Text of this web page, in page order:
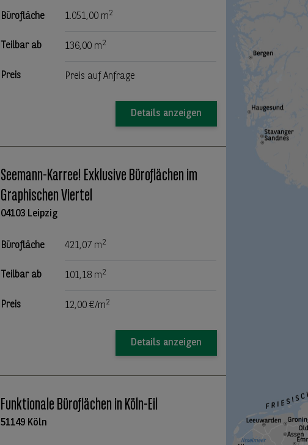
Bürofläche 1.051,00 m2
Teilbar ab 136,00 m2
Preis Preis auf Anfrage
Details anzeigen
Seemann-Karree! Exklusive Büroflächen im
Graphischen Viertel
04103 Leipzig
Bürofläche 421,07 m2
Teilbar ab 101,18 m2
Preis 12,00 €/m2
Details anzeigen
Funktionale Büroflächen in Köln-Eil
51149 Köln